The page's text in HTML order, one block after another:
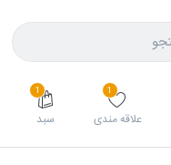
1
علاقه مندی
1
سبد